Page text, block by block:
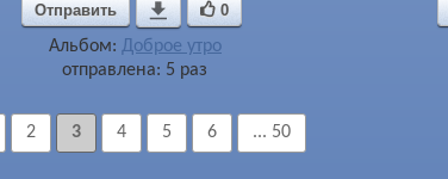
Отправить  0
Альбом: Доброе утро
отправлена: 5 раз
2 3 4 5 6 ... 50